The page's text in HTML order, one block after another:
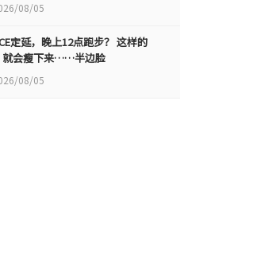
08/05
定延，晚上12点跑步？ 这样的
就会瘦下来……半边脸
08/05